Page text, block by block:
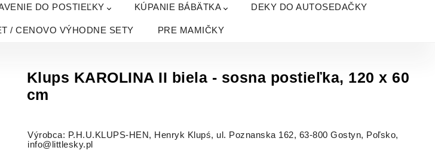
DO POSTIEĽKY KÚPANIE BÁBÄTKA DEKY DO AUTOSEDAČKY
/ CENOVO VÝHODNE SETY PRE MAMIČKY
Klups KAROLINA II biela - sosna postieľka, 120 x 60
cm
Výrobca: P.H.U.KLUPS-HEN, Henryk Klupś, ul. Poznanska 162, 63-800 Gostyn, Poľsko,
info@littlesky.pl